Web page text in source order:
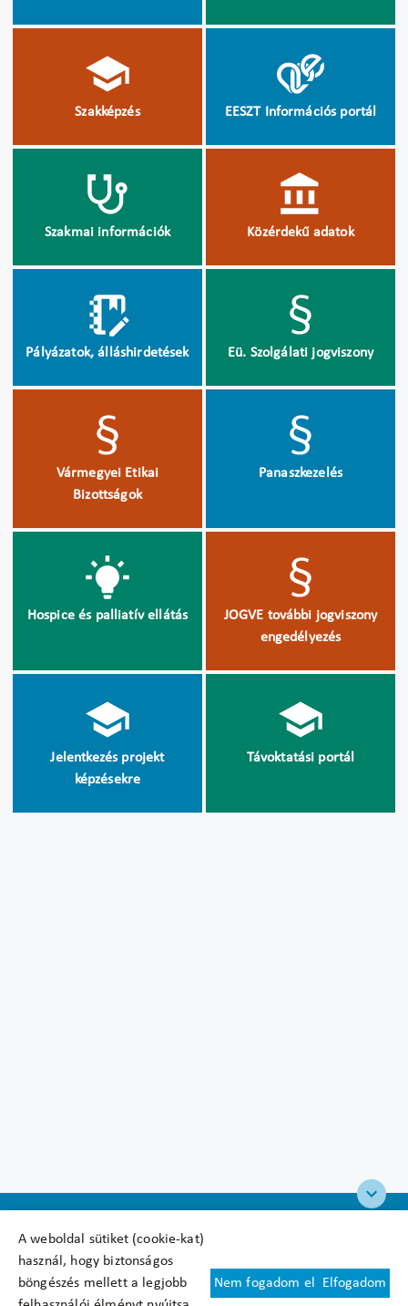
A weboldal sütiket (cookie-kat)
használ, hogy biztonságos
böngészés mellett a legjobb
Nem fogadom el Elfogadom
Szakképzés EESZT Információs portál
Szakmai információk Közérdekű adatok
Pályázatok, álláshirdetések Eü. Szolgálati jogviszony
Vármegyei Etikai
Bizottságok
Panaszkezelés
Hospice és palliatív ellátás
JOGVE további jogviszony
engedélyezés
Jelentkezés projekt
képzésekre
Távoktatási portál
Felhasználási feltételek